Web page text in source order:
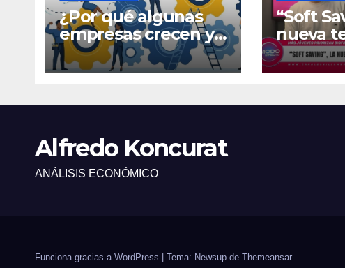
¿Por qué algunas
empresas crecen y
otras quedan
atrapadas en el día
“Soft
nueva
Alfredo Koncurat
ANÁLISIS ECONÓMICO
Funciona gracias a WordPress Tema: Newsup de Themeansar